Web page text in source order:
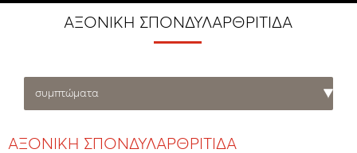
ΑΞΟΝΙΚΉ ΣΠΟΝΔΥΛΑΡΘΡΊΤΙΔΑ
ΑΞΟΝΙΚΗ ΣΠΟΝΔΥΛΑΡΘΡΙΤΙΔΑ